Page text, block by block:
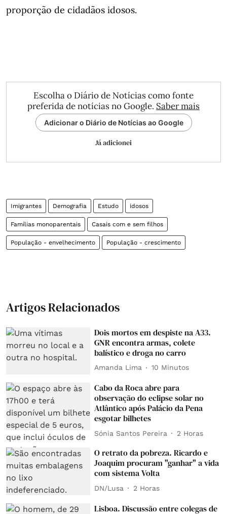
proporção de cidadãos idosos.
Escolha o Diário de Notícias como fonte
preferida de notícias no Google. Saber mais
Adicionar o Diário de Notícias ao Google
Já adicionei
Imigrantes Demografia Estudo idosos
Famílias monoparentais Casais com e sem filhos
População - envelhecimento População - crescimento
Artigos Relacionados
Dois mortos em despiste na A33.
GNR encontra armas, colete
balístico e droga no carro
Amanda Lima 10 Minutos
Cabo da Roca abre para
observação do eclipse solar no
Atlântico após Palácio da Pena
esgotar bilhetes
Sónia Santos Pereira 2 Horas
O retrato da pobreza. Ricardo e
Joaquim procuram "ganhar" a vida
com sistema Volta
DN/Lusa 2 Horas
Lisboa. Discussão entre colegas de